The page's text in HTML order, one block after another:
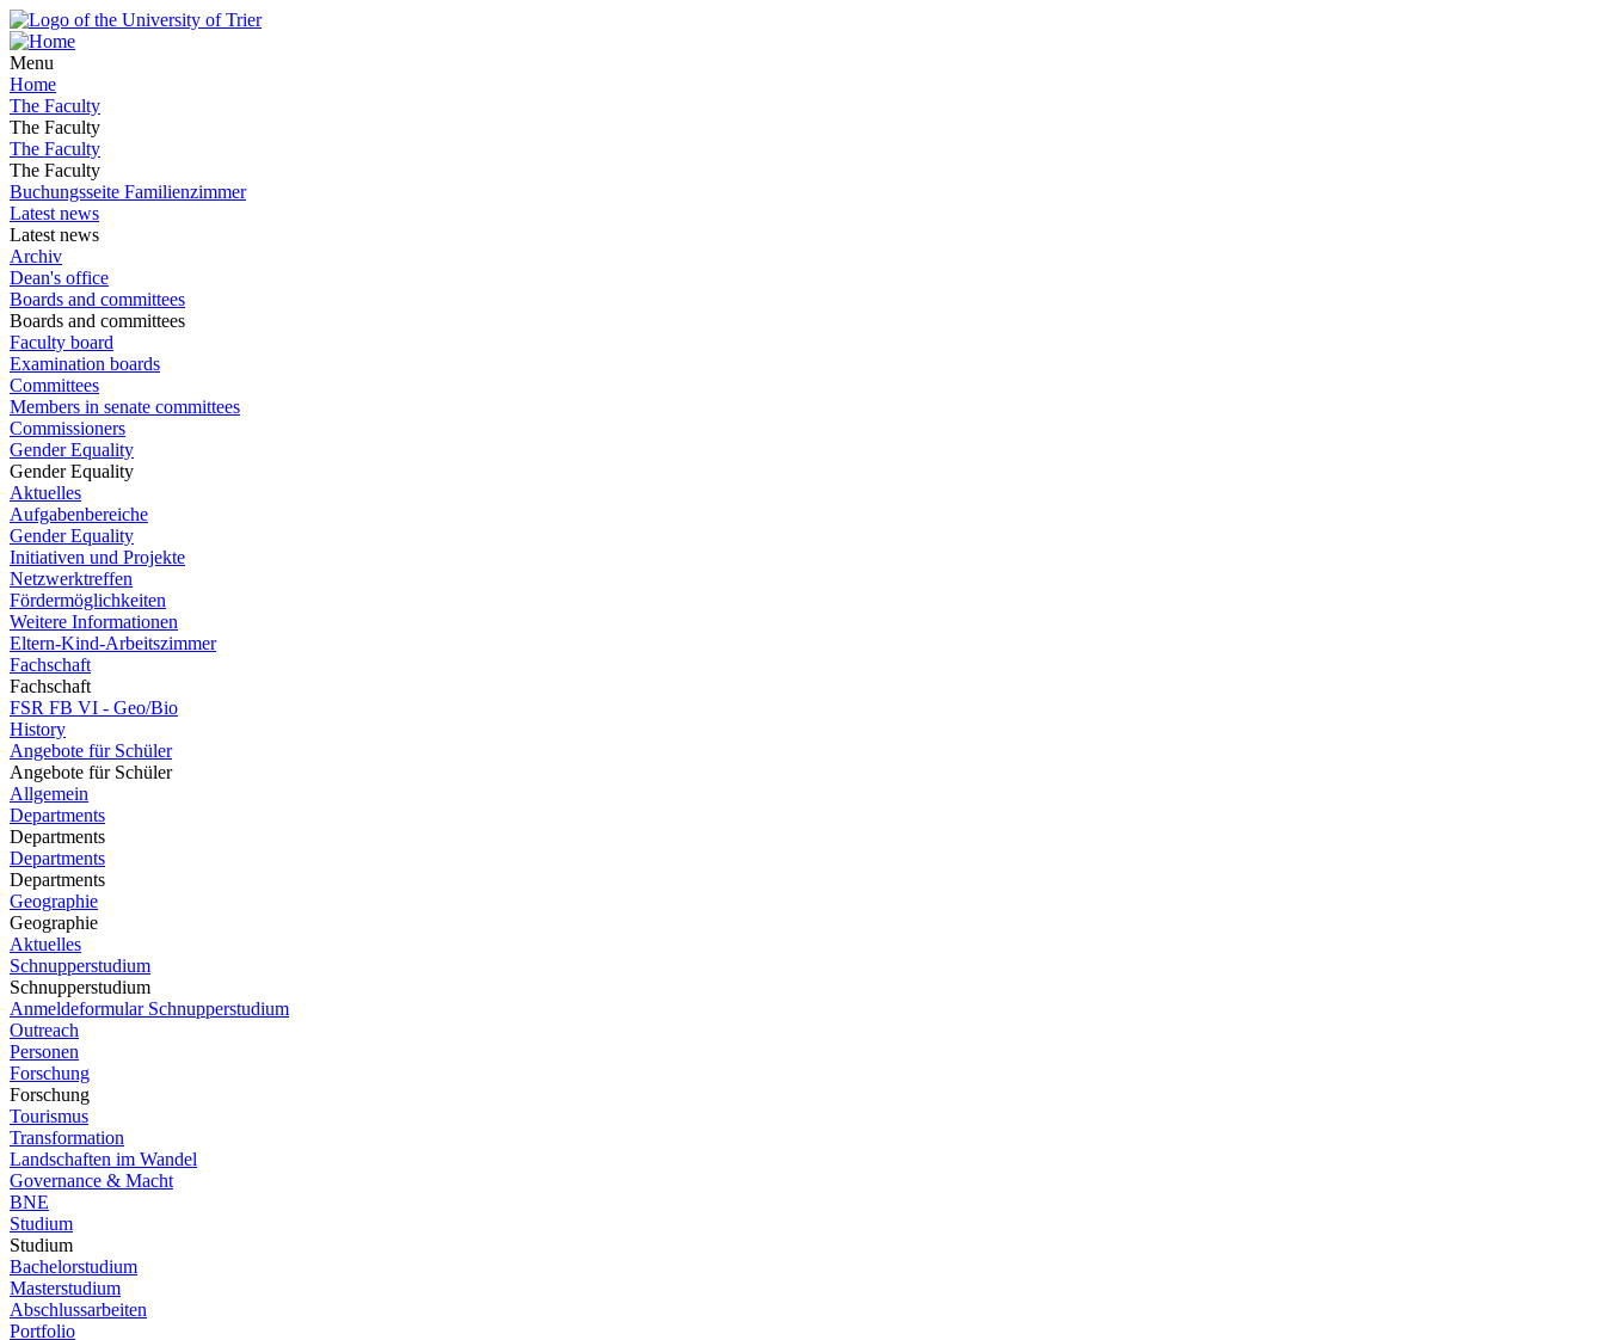
Menu
Home
The Faculty
The Faculty
The Faculty
The Faculty
Buchungsseite Familienzimmer
Latest news
Latest news
Archiv
Dean's office
Boards and committees
Boards and committees
Faculty board
Examination boards
Committees
Members in senate committees
Commissioners
Gender Equality
Gender Equality
Aktuelles
Aufgabenbereiche
Gender Equality
Initiativen und Projekte
Netzwerktreffen
Fördermöglichkeiten
Weitere Informationen
Eltern-Kind-Arbeitszimmer
Fachschaft
Fachschaft
FSR FB VI - Geo/Bio
History
Angebote für Schüler
Angebote für Schüler
Allgemein
Departments
Departments
Departments
Departments
Geographie
Geographie
Aktuelles
Schnupperstudium
Schnupperstudium
Anmeldeformular Schnupperstudium
Outreach
Personen
Forschung
Forschung
Tourismus
Transformation
Landschaften im Wandel
Governance & Macht
BNE
Studium
Studium
Bachelorstudium
Masterstudium
Abschlussarbeiten
Portfolio